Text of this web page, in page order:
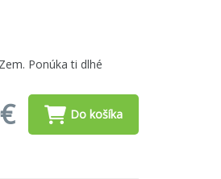
Ponúka ti dlhé
Do košíka